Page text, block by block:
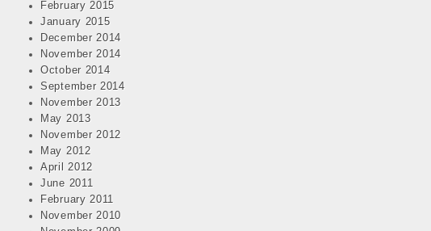
February 2015
January 2015
December 2014
November 2014
October 2014
September 2014
November 2013
May 2013
November 2012
May 2012
April 2012
June 2011
February 2011
November 2010